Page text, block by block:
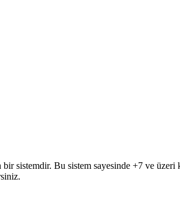
sistemdir. Bu sistem sayesinde +7 ve üzeri